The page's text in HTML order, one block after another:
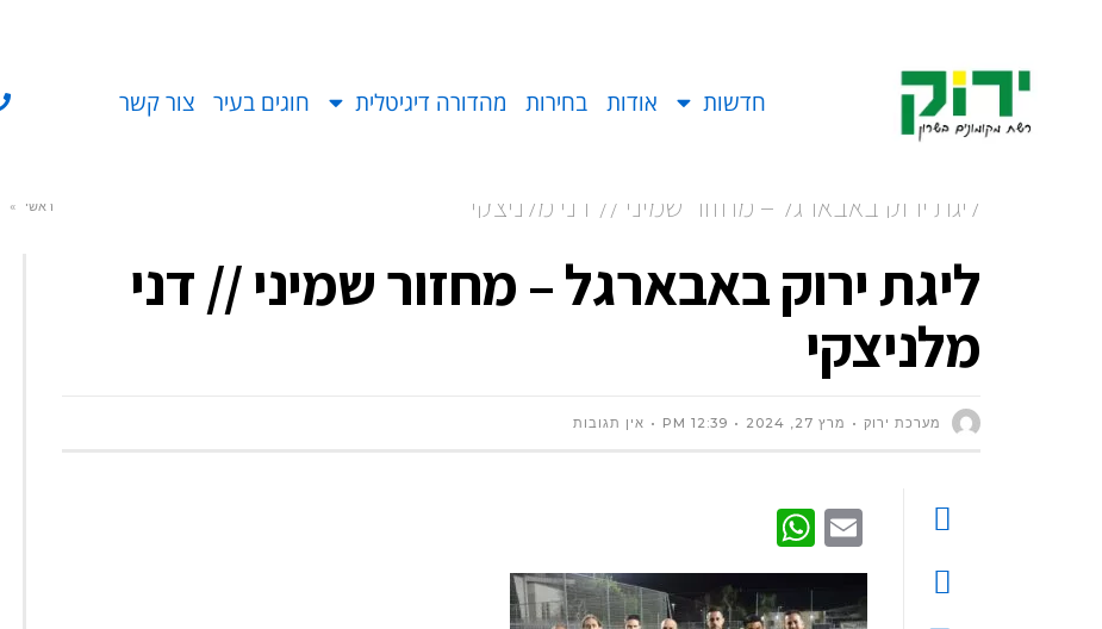
חדשות אודות בחירות מהדורה דיגיטלית חוגים בעיר צור קשר
ליגת ירוק באבארגל – מחזור שמיני // דני מלניצקי ראשי »
ליגת ירוק באבארגל – מחזור שמיני // דני
מלניצקי
מערכת ירוק מרץ 27, 2024 12:39 PM אין תגובות
Email